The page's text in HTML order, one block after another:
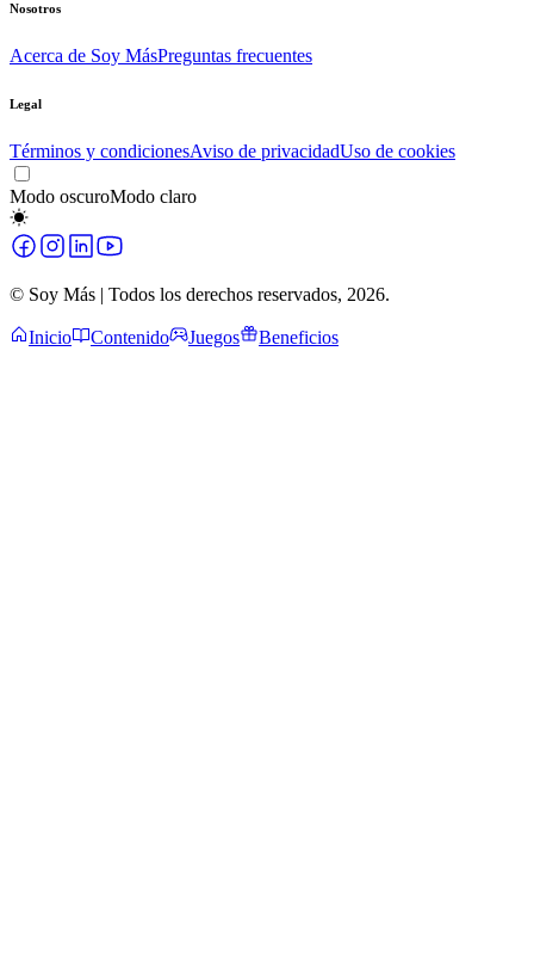
Nosotros
Acerca de Soy MásPreguntas frecuentes
Legal
Términos y condicionesAviso de privacidadUso de cookies
Modo oscuroModo claro
© Soy Más | Todos los derechos reservados, 2026.
Inicio Contenido Juegos Beneficios